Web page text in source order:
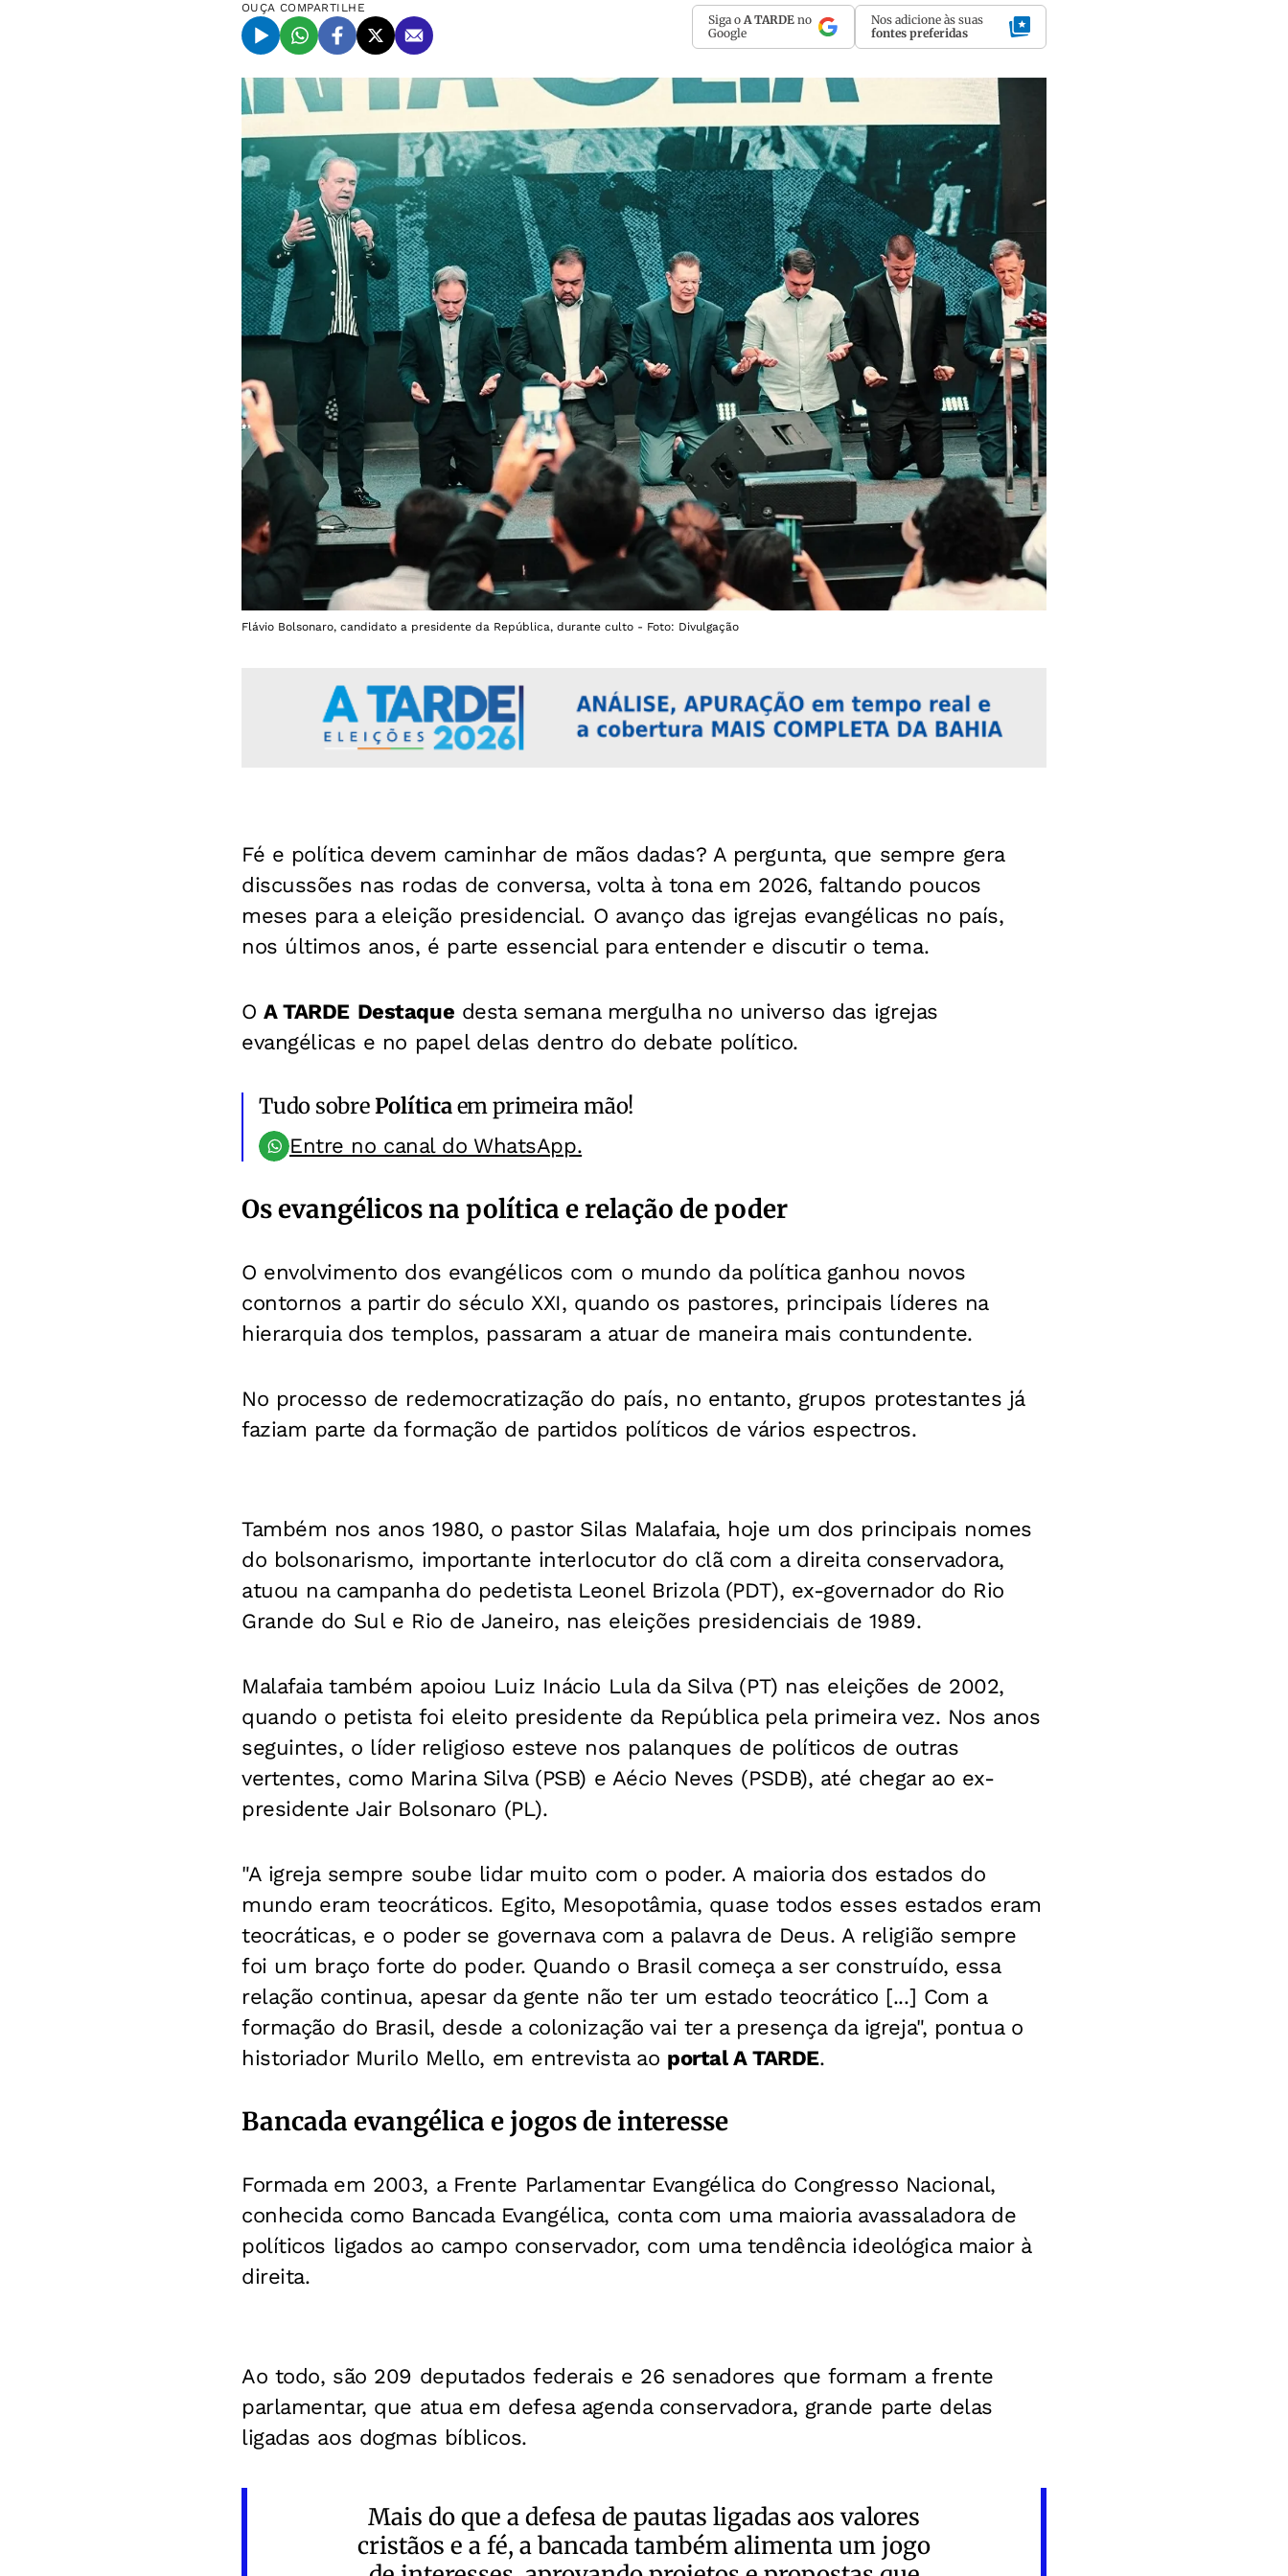
OUÇA COMPARTILHE
Siga o A TARDE no
Google
Nos adicione às suas
fontes preferidas
Flávio Bolsonaro, candidato a presidente da República, durante culto - Foto: Divulgação
Fé e política devem caminhar de mãos dadas? A pergunta, que sempre gera
discussões nas rodas de conversa, volta à tona em 2026, faltando poucos
meses para a eleição presidencial. O avanço das igrejas evangélicas no país,
nos últimos anos, é parte essencial para entender e discutir o tema.
OA TARDE Destaque desta semana mergulha no universo das igrejas
evangélicas e no papel delas dentro do debate político.
Tudo sobrePolíticaem primeira mão!
Entre no canal do WhatsApp.
Os evangélicos na política e relação de poder
O envolvimento dos evangélicos com o mundo da política ganhou novos
contornos a partir do século XXI, quando os pastores, principais líderes na
hierarquia dos templos, passaram a atuar de maneira mais contundente.
No processo de redemocratização do país, no entanto, grupos protestantes já
faziam parte da formação de partidos políticos de vários espectros.
Também nos anos 1980, o pastor Silas Malafaia, hoje um dos principais nomes
do bolsonarismo, importante interlocutor do clã com a direita conservadora,
atuou na campanha do pedetista Leonel Brizola (PDT), ex-governador do Rio
Grande do Sul e Rio de Janeiro, nas eleições presidenciais de 1989.
Malafaia também apoiou Luiz Inácio Lula da Silva (PT) nas eleições de 2002,
quando o petista foi eleito presidente da República pela primeira vez. Nos anos
seguintes, o líder religioso esteve nos palanques de políticos de outras
vertentes, como Marina Silva (PSB) e Aécio Neves (PSDB), até chegar ao ex-
presidente Jair Bolsonaro (PL).
"A igreja sempre soube lidar muito com o poder. A maioria dos estados do
mundo eram teocráticos. Egito, Mesopotâmia, quase todos esses estados eram
teocráticas, e o poder se governava com a palavra de Deus. A religião sempre
foi um braço forte do poder. Quando o Brasil começa a ser construído, essa
relação continua, apesar da gente não ter um estado teocrático [...] Com a
formação do Brasil, desde a colonização vai ter a presença da igreja", pontua o
historiador Murilo Mello, em entrevista ao portal A TARDE.
Bancada evangélica e jogos de interesse
Formada em 2003, a Frente Parlamentar Evangélica do Congresso Nacional,
conhecida como Bancada Evangélica, conta com uma maioria avassaladora de
políticos ligados ao campo conservador, com uma tendência ideológica maior à
direita.
Ao todo, são 209 deputados federais e 26 senadores que formam a frente
parlamentar, que atua em defesa agenda conservadora, grande parte delas
ligadas aos dogmas bíblicos.
Mais do que a defesa de pautas ligadas aos valores
cristãos e a fé, a bancada também alimenta um jogo